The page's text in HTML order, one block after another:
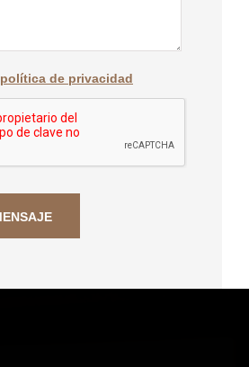
política de privacidad